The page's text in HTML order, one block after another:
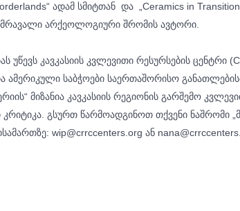
ადამ სმიტთან და „Ceramics in
მრავალი არქეოლოგიური შრომის ავტორი.
უწევს კავკასიის კვლევითი რესურსების ცენტრი
ამერიკული საბჭოები საერთაშორისო
მიზანია კავკასიის რეგიონის გარშემო
გსურთ წარმოადგინოთ თქვენი ნაშრომი
wip@crrccenters.org ან